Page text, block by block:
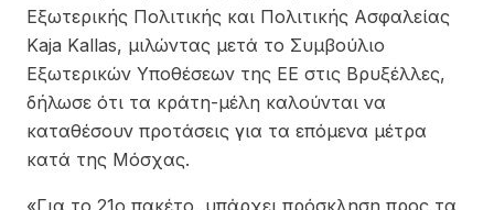
Εξωτερικής Πολιτικής και Πολιτικής Ασφαλείας
Kaja Kallas, μιλώντας μετά το Συμβούλιο
Εξωτερικών Υποθέσεων της ΕΕ στις Βρυξέλλες,
δήλωσε ότι τα κράτη-μέλη καλούνται να
καταθέσουν προτάσεις για τα επόμενα μέτρα
κατά της Μόσχας.
«Για το 21ο πακέτο, υπάρχει πρόσκληση προς τα